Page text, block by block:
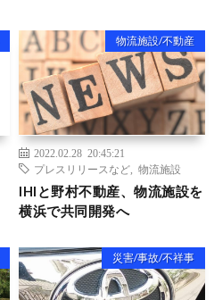
物流施設/不動産
2022.02.28 20:45:21
プレスリリースなど
物流施設
IHIと野村不動産、物流施設を
横浜で共同開発へ
災害/事故/不祥事